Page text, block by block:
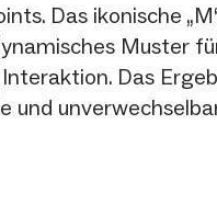
Das ikonische
Muster
Das
und